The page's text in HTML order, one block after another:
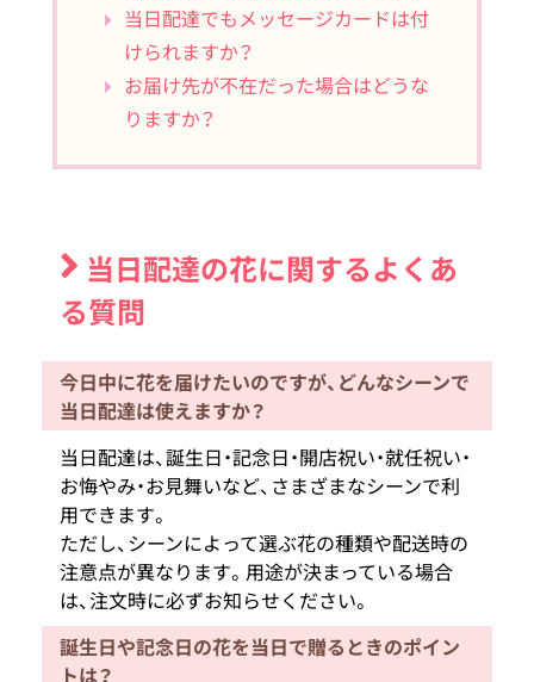
当日配達でもメッセージカードは付
けられますか？
お届け先が不在だった場合はどうな
りますか？
当日配達の花に関するよくあ
る質問
今日中に花を届けたいのですが、どんなシーンで
当日配達は使えますか？
当日配達は、誕生日・記念日・開店祝い・就任祝い・
お悔やみ・お見舞いなど、さまざまなシーンで利
用できます。
ただし、シーンによって選ぶ花の種類や配送時の
注意点が異なります。用途が決まっている場合
は、注文時に必ずお知らせください。
誕生日や記念日の花を当日で贈るときのポイン
トは？